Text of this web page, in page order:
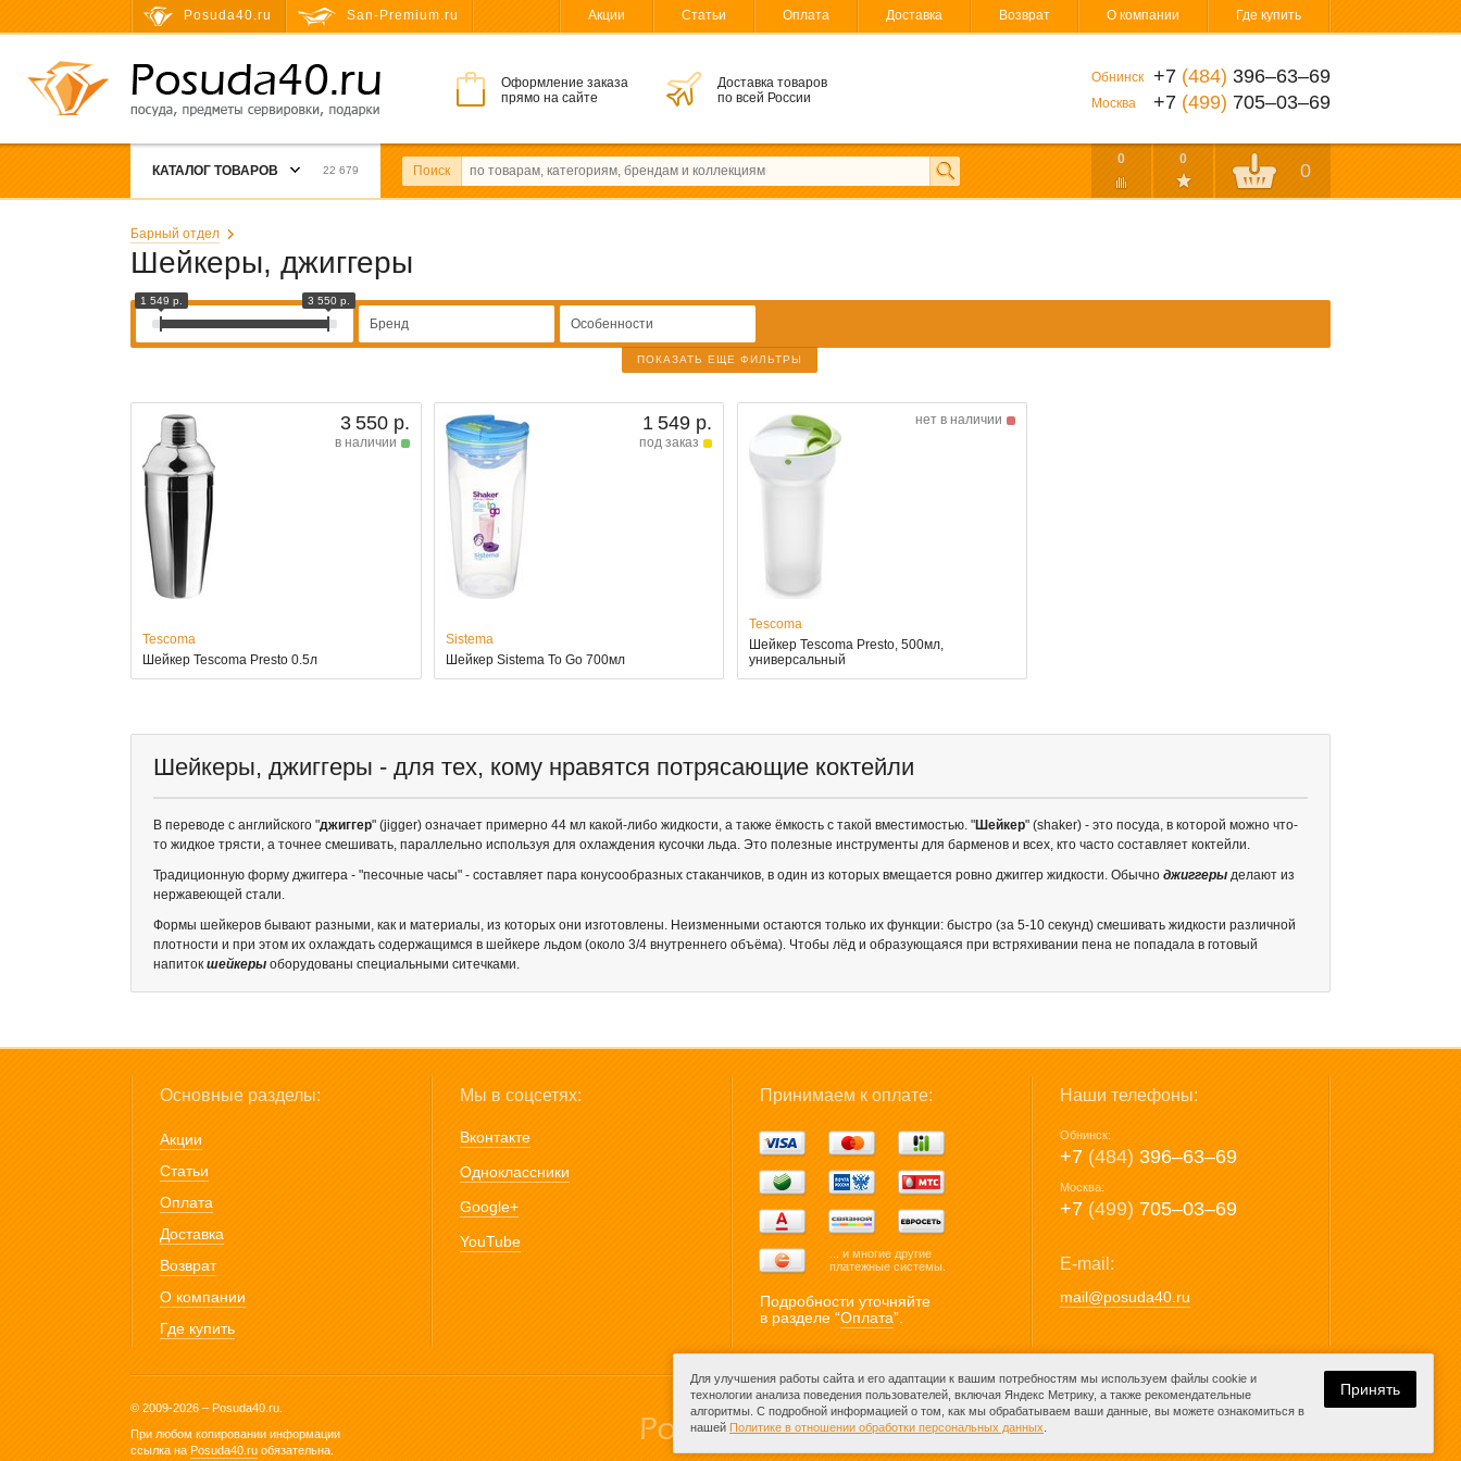
Posuda40.ru San-Premium.ru Акции Статьи Оплата Доставка Возврат О компании Где купить
Оформление заказа
прямо на сайте
Доставка товаров
по всей России
Обнинск +7 (484) 396‒63‒69
Москва +7 (499) 705‒03‒69
КАТАЛОГ ТОВАРОВ 22 679 Поиск
0 0
0
Барный отдел
Шейкеры, джиггеры
1 549 р. 3 550 р.
Бренд Особенности
ПОКАЗАТЬ ЕЩЕ ФИЛЬТРЫ
3 550 р.
в наличии
Tescoma
Шейкер Tescoma Presto 0.5л
1 549 р.
под заказ
Sistema
Шейкер Sistema To Go 700мл
нет в наличии
Tescoma
Шейкер Tescoma Presto, 500мл,
универсальный
Шейкеры, джиггеры - для тех, кому нравятся потрясающие коктейли
В переводе с английского "джиггер" (jigger) означает примерно 44 мл какой-либо жидкости, а также ёмкость с такой вместимостью. "Шейкер" (shaker) - это посуда, в которой можно что-
то жидкое трясти, а точнее смешивать, параллельно используя для охлаждения кусочки льда. Это полезные инструменты для барменов и всех, кто часто составляет коктейли.
Традиционную форму джиггера - "песочные часы" - составляет пара конусообразных стаканчиков, в один из которых вмещается ровно джиггер жидкости. Обычно джиггеры делают из
нержавеющей стали.
Формы шейкеров бывают разными, как и материалы, из которых они изготовлены. Неизменными остаются только их функции: быстро (за 5-10 секунд) смешивать жидкости различной
плотности и при этом их охлаждать содержащимся в шейкере льдом (около 3/4 внутреннего объёма). Чтобы лёд и образующаяся при встряхивании пена не попадала в готовый
напиток шейкеры оборудованы специальными ситечками.
Основные разделы:
Акции
Статьи
Оплата
Доставка
Возврат
О компании
Где купить
Мы в соцсетях:
Вконтакте
Одноклассники
Google+
YouTube
Принимаем к оплате:
... и многие другие
платежные системы.
Подробности уточняйте
в разделе “Оплата”.
Наши телефоны:
Обнинск:
+7 (484) 396‒63‒69
Москва:
+7 (499) 705‒03‒69
E-mail:
mail@posuda40.ru
© 2009-2026 – Posuda40.ru.
При любом копировании информации
ссылка на Posuda40.ru обязательна.
Разработка сайта:
Для улучшения работы сайта и его адаптации к вашим потребностям мы используем файлы cookie и
технологии анализа поведения пользователей, включая Яндекс Метрику, а также рекомендательные
алгоритмы. С подробной информацией о том, как мы обрабатываем ваши данные, вы можете ознакомиться в
нашей Политике в отношении обработки персональных данных
Принять